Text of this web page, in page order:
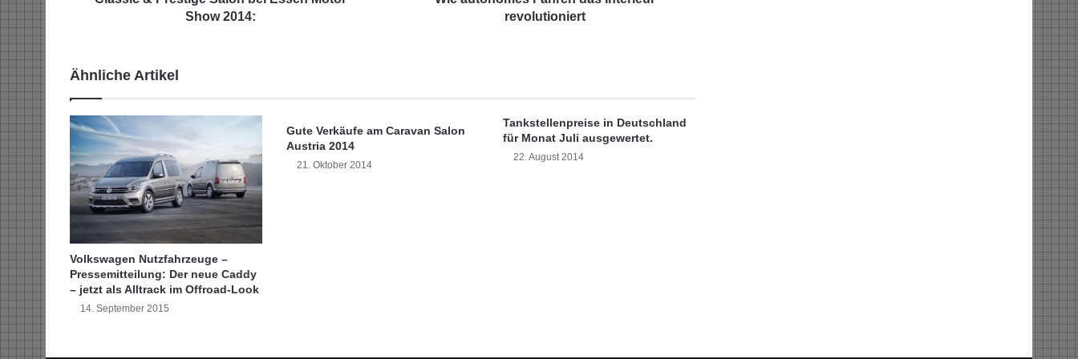
g
e
S
a
l
o
n
b
e
s
Show 2014:
r
n
revolutioniert
Ähnliche Artikel
Volkswagen Nutzfahrzeuge –
Pressemitteilung: Der neue Caddy
– jetzt als Alltrack im Offroad-Look
14. September 2015
Gute Verkäufe am Caravan Salon
Austria 2014
21. Oktober 2014
Tankstellenpreise in Deutschland
für Monat Juli ausgewertet.
22. August 2014